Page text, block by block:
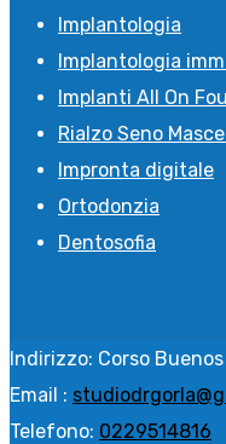
Implantologia
Implantologia
Implanti All On
Rialzo Seno
Impronta digitale
Ortodonzia
Dentosofia
Indirizzo: Corso
Email :
Telefono: 0229514816